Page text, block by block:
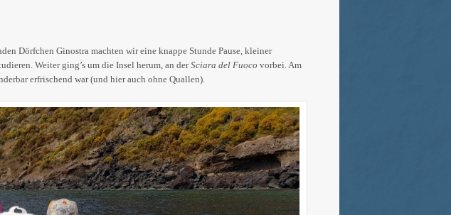
Dörfchen Ginostra machten wir eine knappe Stunde Pause, kleiner
Weiter ging’s um die Insel herum, an derSciara del Fuoco vorbei. Am
erfrischend war (und hier auch ohne Quallen).